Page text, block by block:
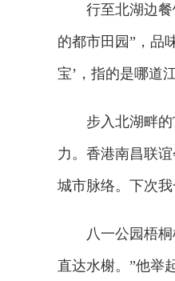
行至北湖边餐馆
的都市田园”，品
宝’，指的是哪道
步入北湖畔的
力。香港南昌联
城市脉络。下次
八一公园梧桐树
直达水榭。”他举